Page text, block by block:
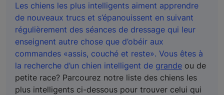
Les chiens les plus intelligents aiment apprendre
de nouveaux trucs et s’épanouissent en suivant
régulièrement des séances de dressage qui leur
enseignent autre chose que d’obéir aux
commandes «assis, couché et reste». Vous êtes à
la recherche d’un chien intelligent de grande ou de
petite race? Parcourez notre liste des chiens les
plus intelligents ci-dessous pour trouver celui qui